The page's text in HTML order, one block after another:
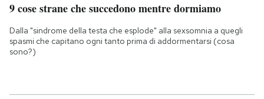
9 cose strane che succedono mentre dormiamo
Dalla "sindrome della testa che esplode" alla sexsomnia a quegli
spasmi che capitano ogni tanto prima di addormentarsi (cosa
sono?)